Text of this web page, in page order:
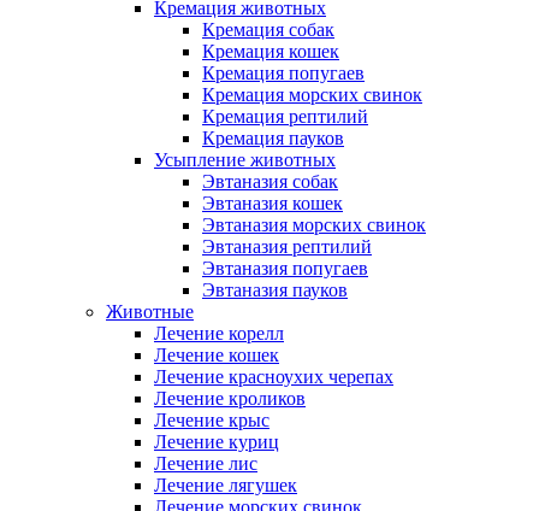
Кремация животных
Кремация собак
Кремация кошек
Кремация попугаев
Кремация морских свинок
Кремация рептилий
Кремация пауков
Усыпление животных
Эвтаназия собак
Эвтаназия кошек
Эвтаназия морских свинок
Эвтаназия рептилий
Эвтаназия попугаев
Эвтаназия пауков
Животные
Лечение корелл
Лечение кошек
Лечение красноухих черепах
Лечение кроликов
Лечение крыс
Лечение куриц
Лечение лис
Лечение лягушек